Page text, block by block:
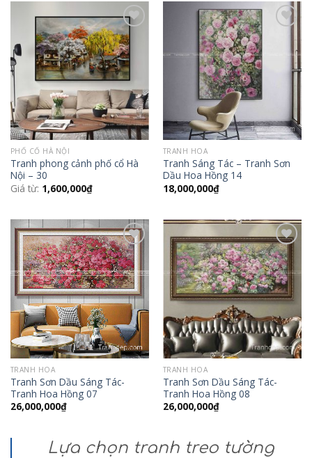
Add to
Wishlist
PHỐ CỔ HÀ NỘI
Tranh phong cảnh phố cổ Hà
Nội – 30
Giá từ: 1,600,000₫
TRANH HOA
Tranh Sáng Tác – Tranh Sơn
Dầu Hoa Hồng 14
18,000,000₫
Add to
Wishlist
TRANH HOA
Tranh Sơn Dầu Sáng Tác-
Tranh Hoa Hồng 07
26,000,000₫
Add to
Wishlist
TRANH HOA
Tranh Sơn Dầu Sáng Tác-
Tranh Hoa Hồng 08
26,000,000₫
Lựa chọn tranh treo tường